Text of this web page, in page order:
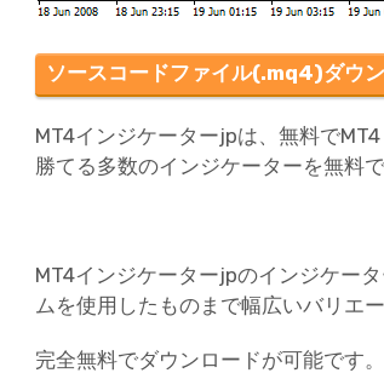
ソースコードファイル(.mq4)ダウ
MT4インジケーターjpは、無料で
勝てる多数のインジケーターを無料
MT4インジケーターjpのインジケー
ムを使用したものまで幅広いバリエ
完全無料でダウンロードが可能です